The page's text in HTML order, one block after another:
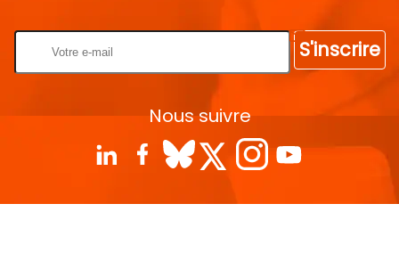
S'inscrire
Nous suivre